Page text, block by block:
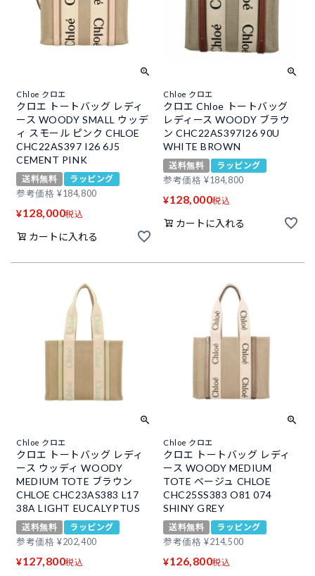
Chloe クロエ
クロエ トートバッグ レディ
ース WOODY SMALL ウッデ
ィ スモール ピンク CHLOE
CHC22AS397 I26 6J5
CEMENT PINK
送料無料
ラッピング
参考価格 ¥184,800
¥128,000税込
カートに入れる
Chloe クロエ
クロエ Chloe トートバッグ
レディース WOODY ブラウ
ン CHC22AS397I26 90U
WHITE BROWN
送料無料
ラッピング
参考価格 ¥184,800
¥128,000税込
カートに入れる
Chloe クロエ
クロエ トートバッグ レディ
ース ウッディ WOODY
MEDIUM TOTE ブラウン
CHLOE CHC23AS383 L17
38A LIGHT EUCALYPTUS
送料無料
ラッピング
参考価格 ¥202,400
¥127,800税込
Chloe クロエ
クロエ トートバッグ レディ
ース WOODY MEDIUM
TOTE ベージュ CHLOE
CHC25SS383 O81 074
SHINY GREY
送料無料
ラッピング
参考価格 ¥214,500
¥126,800税込